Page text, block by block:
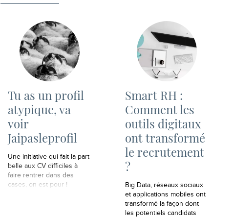
Tu as un profil
atypique, va
voir
Jaipasleprofil
Une initiative qui fait la part
belle aux CV difficiles à
faire rentrer dans des
cases, on est pour !
Smart RH :
Comment les
outils digitaux
ont transformé
le recrutement
?
Big Data, réseaux sociaux
et applications mobiles ont
transformé la façon dont
les potentiels candidats